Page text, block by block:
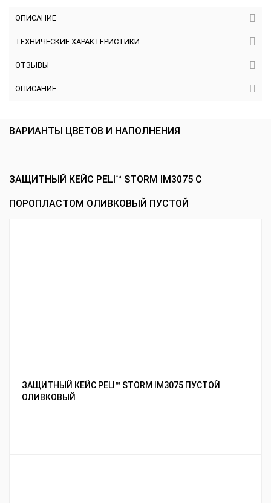
ОПИСАНИЕ
ТЕХНИЧЕСКИЕ ХАРАКТЕРИСТИКИ
ОТЗЫВЫ
ОПИСАНИЕ
ВАРИАНТЫ ЦВЕТОВ И НАПОЛНЕНИЯ
ЗАЩИТНЫЙ КЕЙС PELI™ STORM IM3075 С
ПОРОПЛАСТОМ ОЛИВКОВЫЙ ПУСТОЙ
ЗАЩИТНЫЙ КЕЙС PELI™ STORM IM3075 ПУСТОЙ
ОЛИВКОВЫЙ